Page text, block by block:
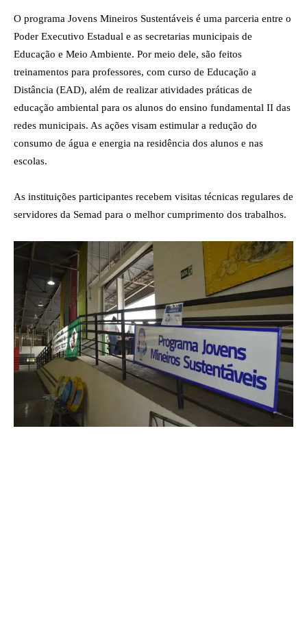
O programa Jovens Mineiros Sustentáveis é uma parceria entre o
Poder Executivo Estadual e as secretarias municipais de
Educação e Meio Ambiente. Por meio dele, são feitos
treinamentos para professores, com curso de Educação a
Distância (EAD), além de realizar atividades práticas de
educação ambiental para os alunos do ensino fundamental II das
redes municipais. As ações visam estimular a redução do
consumo de água e energia na residência dos alunos e nas
escolas.
As instituições participantes recebem visitas técnicas regulares de
servidores da Semad para o melhor cumprimento dos trabalhos.